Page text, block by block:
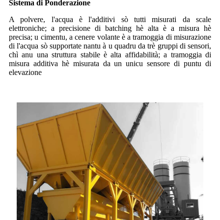
Sistema di Ponderazione
A polvere, l'acqua è l'additivi sò tutti misurati da scale
elettroniche; a precisione di batching hè alta è a misura hè
precisa; u cimentu, a cenere volante è a tramoggia di misurazione
di l'acqua sò supportate nantu à u quadru da trè gruppi di sensori,
chì anu una struttura stabile è alta affidabilità; a tramoggia di
misura additiva hè misurata da un unicu sensore di puntu di
elevazione